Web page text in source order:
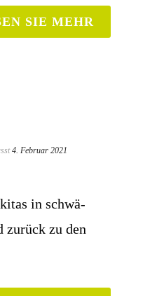
SIE MEHR
4. Februar 2021
in schwä­
zurück zu den